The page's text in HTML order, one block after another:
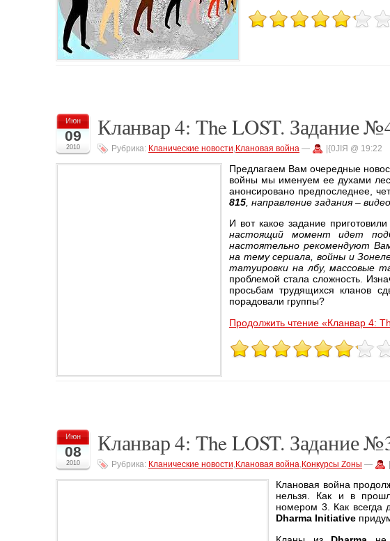
Июн
09
2010
Кланвар 4: The LOST. Задание
Рубрика: Кланические новости Клановая война — |{0JIЯ @ 19:22
Предлагаем Вам очередные
войны мы именуем ее духами
анонсировано предпоследнее,
815 , направление задания – видео
И вот какое задание приготовили
настоящий момент идет
настоятельно рекомендуют
на тему сериала, войны и
татуировки на лбу, массовые
проблемой стала сложность.
просьбам трудящихся кланов
порадовали группы?
Продолжить чтение «Кланвар 4:
Июн
08
2010
Кланвар 4: The LOST. Задание
Рубрика: Кланические новости,Клановая война,Конкурсы Zоны —
Клановая война
нельзя. Как и в
номером 3. Как всегда
Dharma Initiative